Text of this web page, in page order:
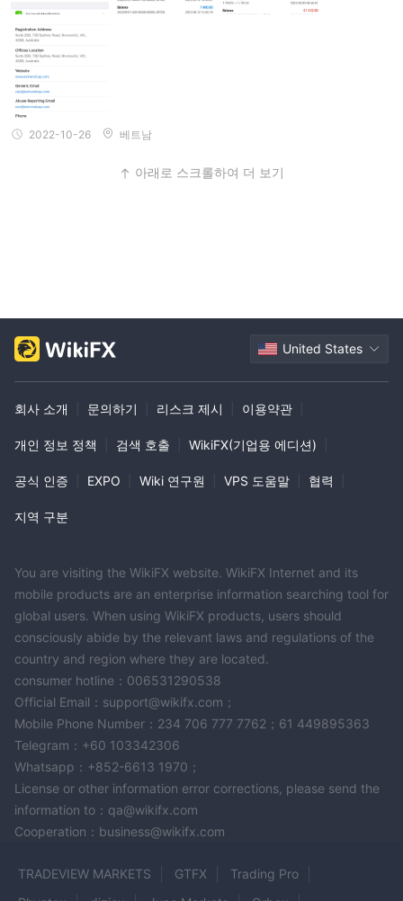
2022-10-26 베트남
아래로 스크롤하여 더 보기
United States
회사 소개 문의하기 리스크 제시 이용약관
개인 정보 정책 검색 호출 WikiFX(기업용 에디션)
공식 인증 EXPO Wiki 연구원 VPS 도움말 협력
지역 구분
You are visiting the WikiFX website. WikiFX Internet and its
mobile products are an enterprise information searching tool for
global users. When using WikiFX products, users should
consciously abide by the relevant laws and regulations of the
country and region where they are located.
consumer hotline：006531290538
Official Email：support@wikifx.com；
Mobile Phone Number：234 706 777 7762；61 449895363
Telegram：+60 103342306
Whatsapp：+852-6613 1970；
License or other information error corrections, please send the
information to：qa@wikifx.com
Cooperation：business@wikifx.com
TRADEVIEW MARKETS GTFX
Trading Pro